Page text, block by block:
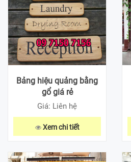
Bảng hiệu quảng bằng
gổ giá rẻ
Giá: Liên hệ
Xem chi tiết